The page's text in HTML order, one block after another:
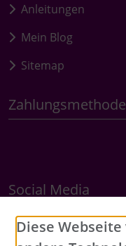
Anleitungen
Mein Blog
Sitemap
Social Media
Diese